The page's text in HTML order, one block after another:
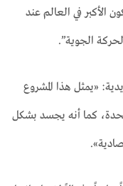
الأكبر في العالم عند
الجوية”.
«يمثل هذا المشروع
كما أنه يجسد بشكل